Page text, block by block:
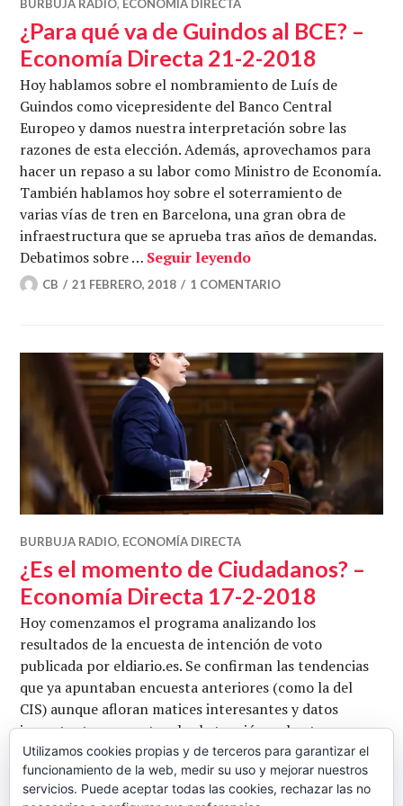
BURBUJA RADIO, ECONOMÍA DIRECTA
¿Para qué va de Guindos al BCE? –
Economía Directa 21-2-2018
Hoy hablamos sobre el nombramiento de Luís de
Guindos como vicepresidente del Banco Central
Europeo y damos nuestra interpretación sobre las
razones de esta elección. Además, aprovechamos para
hacer un repaso a su labor como Ministro de Economía.
También hablamos hoy sobre el soterramiento de
varias vías de tren en Barcelona, una gran obra de
infraestructura que se aprueba tras años de demandas.
Debatimos sobre … Seguir leyendo¿Para qué va de
CB 21 FEBRERO, 2018 1 COMENTARIO
BURBUJA RADIO, ECONOMÍA DIRECTA
¿Es el momento de Ciudadanos? –
Economía Directa 17-2-2018
Hoy comenzamos el programa analizando los
resultados de la encuesta de intención de voto
publicada por eldiario.es. Se confirman las tendencias
que ya apuntaban encuesta anteriores (como la del
CIS) aunque afloran matices interesantes y datos
importantes respecto a la abstención y el voto por
edades. Mientras tanto, parece que las bolsas van
recuperándose del susto de la semana pasada. Por
último, analizamos la multa …Seguir leyendo¿Es el
Utilizamos cookies propias y de terceros para garantizar el
funcionamiento de la web, medir su uso y mejorar nuestros
servicios. Puede aceptar todas las cookies, rechazar las no